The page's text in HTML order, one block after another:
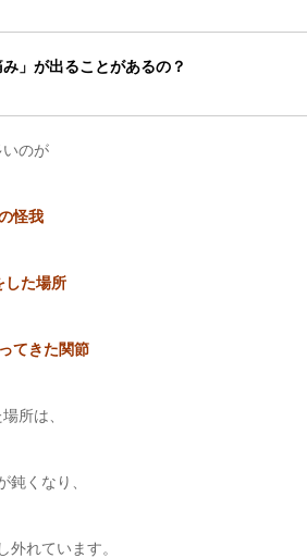
」が出ることがあるの？
のが
怪我
した場所
てきた関節
所は、
鈍くなり、
外れています。